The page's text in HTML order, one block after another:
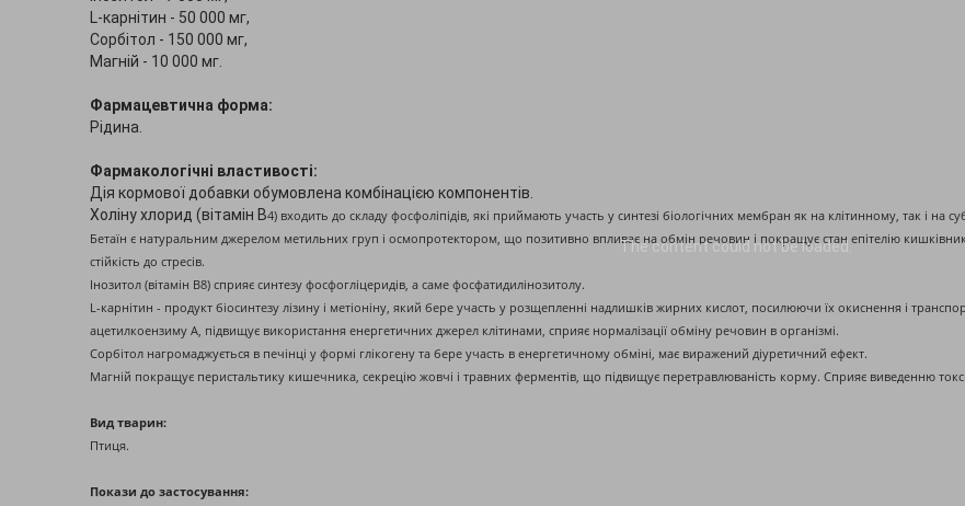
The contentcould not be loaded.
L-карнітин - 50 000 мг,
Сорбітол - 150 000 мг,
Магній - 10 000 мг.
Фармацевтична форма:
Рідина.
Фармакологічні властивості:
Дія кормової добавки обумовлена комбінацією компонентів.
Холіну хлорид (вітамін В4) входить до складу фосфоліпідів, які приймають участь у синтезі біологічних мембран як на клітинному, так і на
Бетаїн є натуральним джерелом метильних груп і осмопротектором, що позитивно впливає на обмін речовин і покращує стан епітелію
стійкість до стресів.
Інозитол (вітамін В8) сприяє синтезу фосфогліцеридів, а саме фосфатидилінозитолу.
L-карнітин - продукт біосинтезу лізину і метіоніну, який бере участь у розщепленні надлишків жирних кислот, посилюючи їх окиснення і
ацетилкоензиму А, підвищує використання енергетичних джерел клітинами, сприяє нормалізації обміну речовин в організмі.
Сорбітол нагромаджується в печінці у формі глікогену та бере участь в енергетичному обміні, має виражений діуретичний ефект.
Магній покращує перистальтику кишечника, секрецію жовчі і травних ферментів, що підвищує перетравлюваність корму. Сприяє виведенню
Вид тварин:
Птиця.
Покази до застосування: